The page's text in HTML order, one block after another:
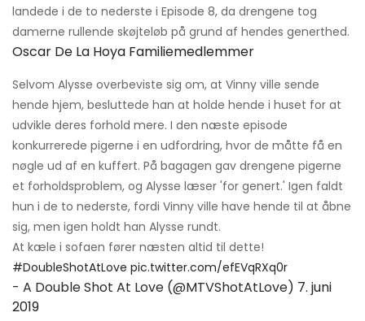
landede i de to nederste i Episode 8, da drengene tog
damerne rullende skøjteløb på grund af hendes generthed.
Oscar De La Hoya Familiemedlemmer
Selvom Alysse overbeviste sig om, at Vinny ville sende
hende hjem, besluttede han at holde hende i huset for at
udvikle deres forhold mere. I den næste episode
konkurrerede pigerne i en udfordring, hvor de måtte få en
nøgle ud af en kuffert. På bagagen gav drengene pigerne
et forholdsproblem, og Alysse læser 'for genert.' Igen faldt
hun i de to nederste, fordi Vinny ville have hende til at åbne
sig, men igen holdt han Alysse rundt.
At kæle i sofaen fører næsten altid til dette!
#DoubleShotAtLove pic.twitter.com/efEVqRXq0r
- A Double Shot At Love (@MTVShotAtLove) 7. juni
2019